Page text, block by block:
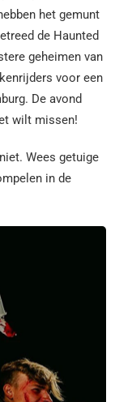
het gemunt
de Haunted
geheimen van
voor een
De avond
wilt missen!
Wees getuige
in de